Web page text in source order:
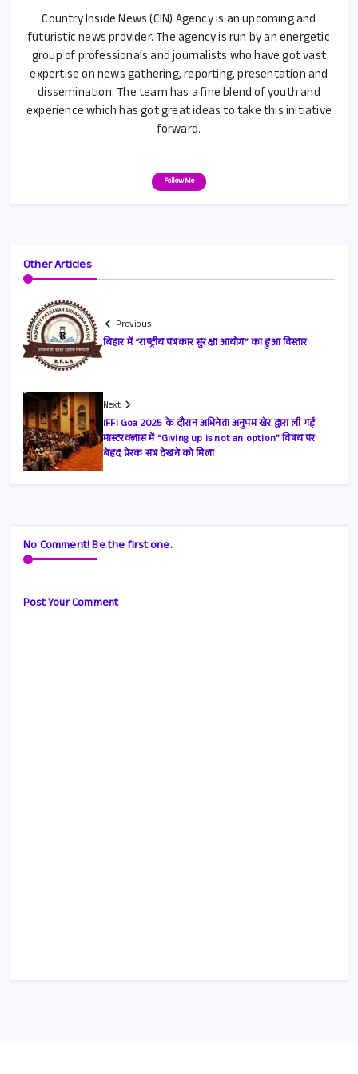
Country Inside News (CIN) Agency is an upcoming and
futuristic news provider. The agency is run by an energetic
group of professionals and journalists who have got vast
expertise on news gathering, reporting, presentation and
dissemination. The team has a fine blend of youth and
experience which has got great ideas to take this initiative
forward.
Follow Me
Other Articles
Previous
बिहार में “राष्ट्रीय पत्रकार सुरक्षा आयोग” का हुआ विस्तार
Next
IFFI Goa 2025 के दौरान अभिनेता अनुपम खेर द्वारा ली गई
मास्टरक्लास में “Giving up is not an option” विषय पर
बेहद प्रेरक सत्र देखने को मिला
No Comment! Be the first one.
Post Your Comment